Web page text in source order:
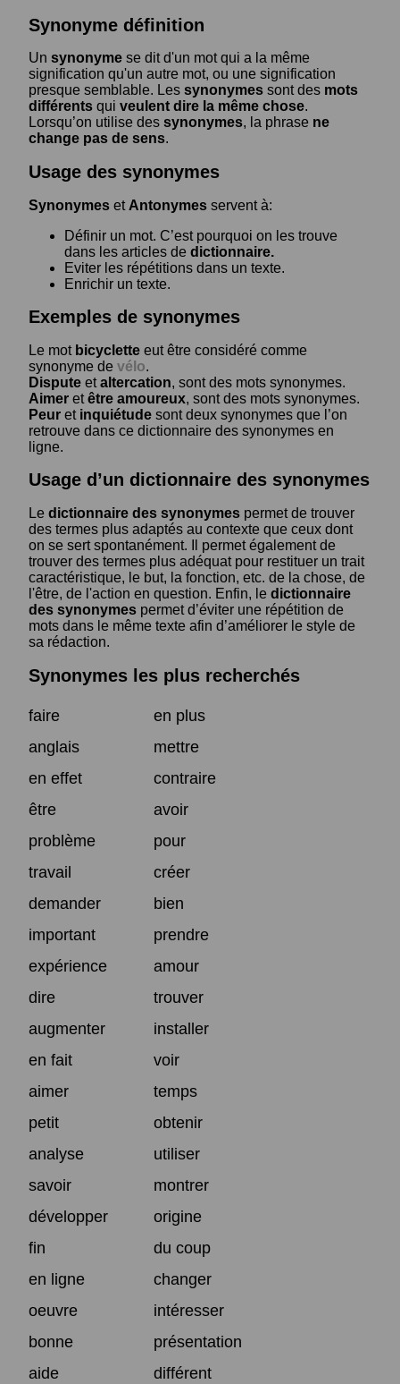
Synonyme définition
Un synonyme se dit d'un mot qui a la même
signification qu'un autre mot, ou une signification
presque semblable. Les synonymes sont des mots
différents qui veulent dire la même chose.
Lorsqu’on utilise des synonymes, la phrase ne
change pas de sens.
Usage des synonymes
Synonymes et Antonymes servent à:
Définir un mot. C’est pourquoi on les trouve
dans les articles de dictionnaire.
Eviter les répétitions dans un texte.
Enrichir un texte.
Exemples de synonymes
Le mot bicyclette eut être considéré comme
synonyme de vélo.
Dispute etaltercation, sont des mots synonymes.
Aimer etêtre amoureux, sont des mots synonymes.
Peur et inquiétude sont deux synonymes que l’on
retrouve dans ce dictionnaire des synonymes en
ligne.
Usage d’un dictionnaire des synonymes
Le dictionnaire des synonymes permet de trouver
des termes plus adaptés au contexte que ceux dont
on se sert spontanément. Il permet également de
trouver des termes plus adéquat pour restituer un trait
caractéristique, le but, la fonction, etc. de la chose, de
l'être, de l'action en question. Enfin, le dictionnaire
des synonymes permet d’éviter une répétition de
mots dans le même texte afin d’améliorer le style de
sa rédaction.
Synonymes les plus recherchés
faire
en plus
anglais
mettre
en effet
contraire
être
avoir
problème
pour
travail
créer
demander
bien
important
prendre
expérience
amour
dire
trouver
augmenter
installer
en fait
voir
aimer
temps
petit
obtenir
analyse
utiliser
savoir
montrer
développer
origine
fin
du coup
en ligne
changer
oeuvre
intéresser
bonne
présentation
aide
différent